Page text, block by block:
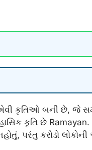
એવી કૃતિઓ બની છે, જે
કૃતિ છે Ramayan.
પરંતુ કરોડો